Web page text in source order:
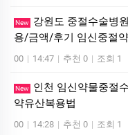
New
강원도 중절수술병
용/금액/후기 임신중절
00 | 14:47 | 추천 0 | 조회 1
New
인천 임신약물중절
약유산복용법
00 | 14:28 | 추천 0 | 조회 1